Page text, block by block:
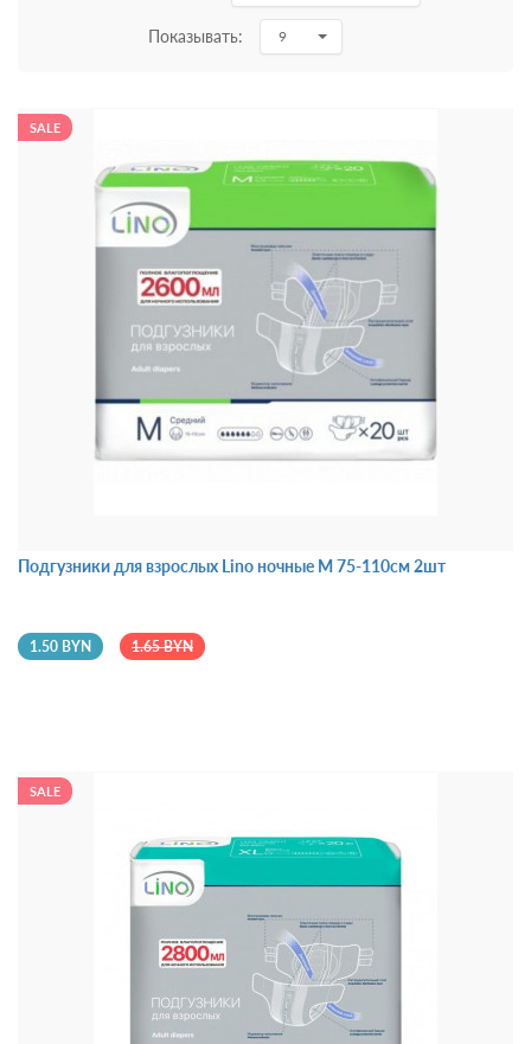
Показывать: 9
SALE
Подгузники для взрослых Lino ночные M 75-110см 2шт
1.50 BYN 1.65 BYN
SALE